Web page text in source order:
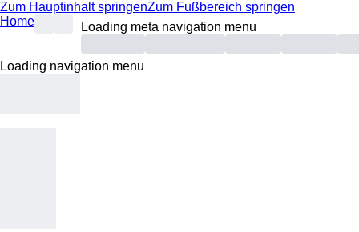
Zum Hauptinhalt springenZum Fußbereich springen
Home
Loading meta navigation menu
Loading navigation menu